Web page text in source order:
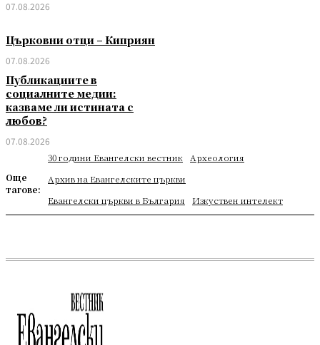
07.08.2026
Църковни отци – Киприян
07.08.2026
Публикациите в
социалните медии:
казваме ли истината с
любов?
07.08.2026
Още
тагове:
30 години Евангелски вестник
Археология
Архив на Евангелските църкви
Евангелски църкви в България
Изкуствен интелект